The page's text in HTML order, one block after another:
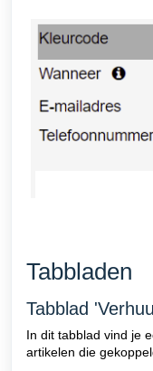
Tabbladen
Tabblad
In dit tabblad vind je
artikelen die